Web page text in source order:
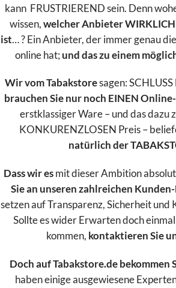
kann FRUSTRIEREND sein. Denn
wissen,welcher Anbieter
ist… ? Ein Anbieter, der immer genau
online hat; und das zu einem
Wir vom Tabakstoresagen:
brauchen Sie nur noch EINEN
erstklassiger Ware – und das dazu
KONKURENZLOSEN Preis –
natürlich der
Dass wir esmit dieser Ambition
Sie an unseren zahlreichen
setzen auf Transparenz, Sicherheit
Sollte es wider Erwarten doch
kommen, kontaktieren Sie
Doch auf Tabakstore.de bekommen
haben einige ausgewiesene